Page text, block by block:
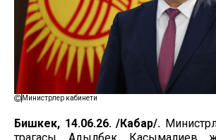
Министрлер кабинети
Бишкек, 14.06.26. /Кабар/.